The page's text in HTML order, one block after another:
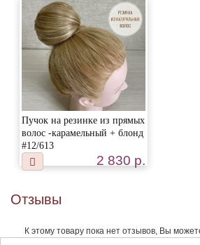
Пучок на резинке из прямых
волос -карамельный + блонд
#12/613
2 830 р.
Отзывы
К этому товару пока нет отзывов, Вы